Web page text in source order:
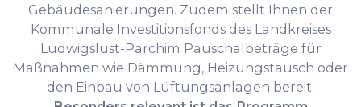
Gebäudesanierungen. Zudem stellt Ihnen der
Kommunale Investitionsfonds des Landkreises
Ludwigslust-Parchim Pauschalbeträge für
Maßnahmen wie Dämmung, Heizungstausch oder
den Einbau von Lüftungsanlagen bereit.